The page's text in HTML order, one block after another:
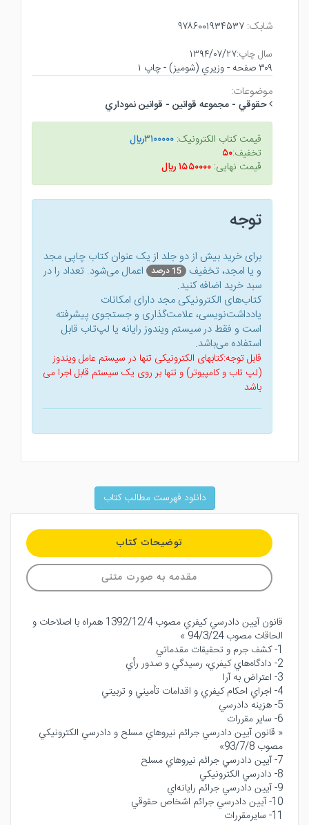
شابک: ۹۷۸۶۰۰۱۹۳۴۵۳۷
سال چاپ:۱۳۹۴/۰۷/۲۷
۳۰۹ صفحه - وزيري (شوميز) - چاپ ۱
موضوعات:
حقوقي - مجموعه قوانين - قوانين نموداري
قیمت کتاب الکترونیک: ۳۱۰۰۰۰۰ريال
تخفیف:۵۰
قیمت نهایی: ۱۵۵۰۰۰۰ ريال
توجه
برای خرید بیش از دو جلد از یک عنوان کتاب‌ چاپی مجد
و یا امجد، تخفیف 15 درصد
اعمال می‌شود. تعداد را در
سبد خرید اضافه کنید.
کتاب‌های الکترونیکی مجد دارای امکانات
یادداشت‌نویسی، علامت‌گذاری و جستجوی پیشرفته
است و فقط در سیستم ویندوز رایانه یا لپ‌تاب قابل
استفاده می‌باشد.
قابل توجه:کتابهای الکترونیکی تنها در سیستم عامل ویندوز
(لپ تاب و کامپیوتر) و تنها بر روی یک سیستم قابل اجرا می
باشد
دانلود فهرست مطالب کتاب
توضیحات کتاب
مقدمه به صورت متنی
قانون آيين دادرسي كيفري مصوب 1392/12/4 همراه با اصلاحات و
الحاقات مصوب 94/3/24 »
1- كشف جرم و تحقيقات مقدماتي
2- دادگاه‌هاي كيفري، رسيدگي و صدور رأي
3- اعتراض به آرا
4- اجراي احكام كيفري و اقدامات تأميني و تربيتي
5- هزينه دادرسي
6- ساير مقررات
« قانون آيين دادرسي جرائم نيروهاي مسلح و دادرسي الكترونيكي
مصوب 93/7/8»
7- آيين دادرسي جرائم نيروهاي مسلح
8- دادرسي الكترونيكي
9- آيين دادرسي جرائم رايانه‌اي
10- آيين ‌دادرسي جرائم اشخاص حقوقي
11- سايرمقررات